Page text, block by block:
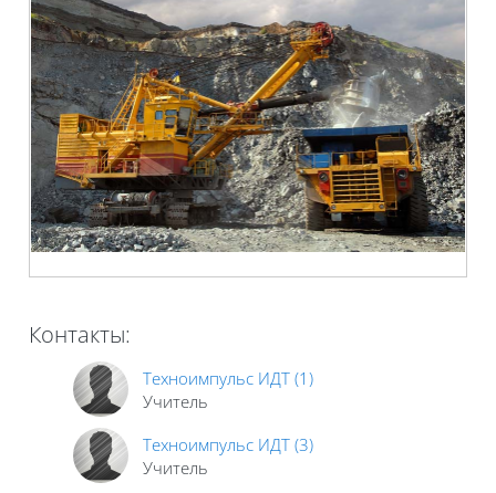
Контакты:
Техноимпульс ИДТ (1)
Учитель
Техноимпульс ИДТ (3)
Учитель